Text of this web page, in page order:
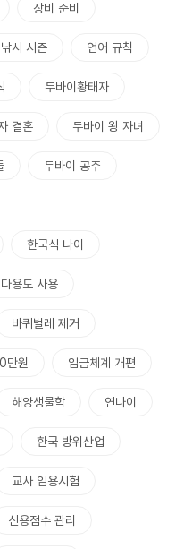
장비 준비
낚시 시즌 언어 규칙
두바이황태자
결혼 두바이 왕 자녀
두바이 공주
한국식 나이
다용도 사용
바퀴벌레 제거
만원 임금체계 개편
해양생물학 연나이
한국 방위산업
교사 임용시험
신용점수 관리